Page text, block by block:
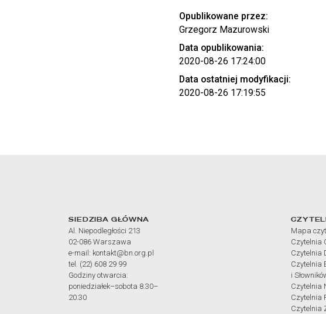
Opublikowane przez:
Grzegorz Mazurowski
Data opublikowania:
2020-08-26 17:24:00
Data ostatniej modyfikacji:
2020-08-26 17:19:55
Adres oraz godziny otwarcia
SIEDZIBA GŁÓWNA
Al. Niepodległości 213
02-086 Warszawa
e-mail: kontakt@bn.org.pl
tel. (22) 608 29 99
Godziny otwarcia:
poniedziałek–sobota 8.30–
20.30
Mapa
Czytelnia
Czytelnia
Czytelnia
i
Czytelnia
Czytelnia
Czytelnia